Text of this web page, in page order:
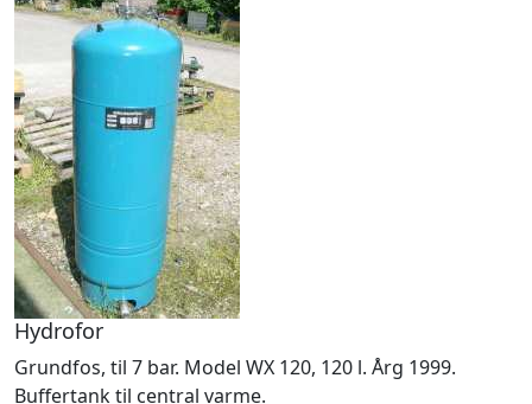
Hydrofor
Grundfos, til 7 bar. Model WX 120, 120 l. Årg 1999.
Buffertank til central varme.